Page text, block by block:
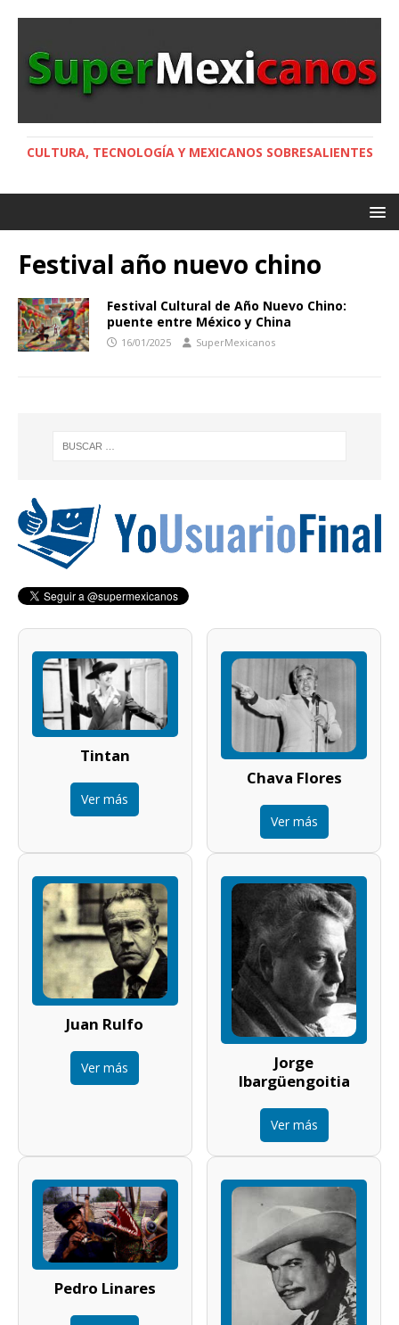
CULTURA, TECNOLOGÍA Y MEXICANOS SOBRESALIENTES
Festival año nuevo chino
Festival Cultural de Año Nuevo Chino:
puente entre México y China
16/01/2025 SuperMexicanos
Tintan
Ver más
Chava Flores
Ver más
Juan Rulfo
Ver más
Jorge
Ibargüengoitia
Ver más
Pedro Linares